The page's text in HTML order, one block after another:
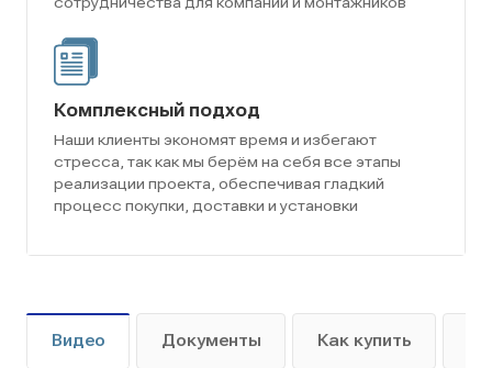
Комплексный подход
Наши клиенты экономят время и избегают
стресса, так как мы берём на себя все этапы
реализации проекта, обеспечивая гладкий
процесс покупки, доставки и установки
Видео Документы Как купить